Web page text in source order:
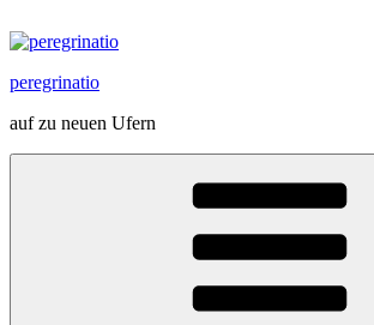
Inhalt
peregrinatio
auf zu neuen Ufern